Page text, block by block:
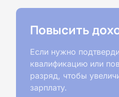
Повысить
Если нужно
квалификацию или
разряд, чтобы
зарплату.